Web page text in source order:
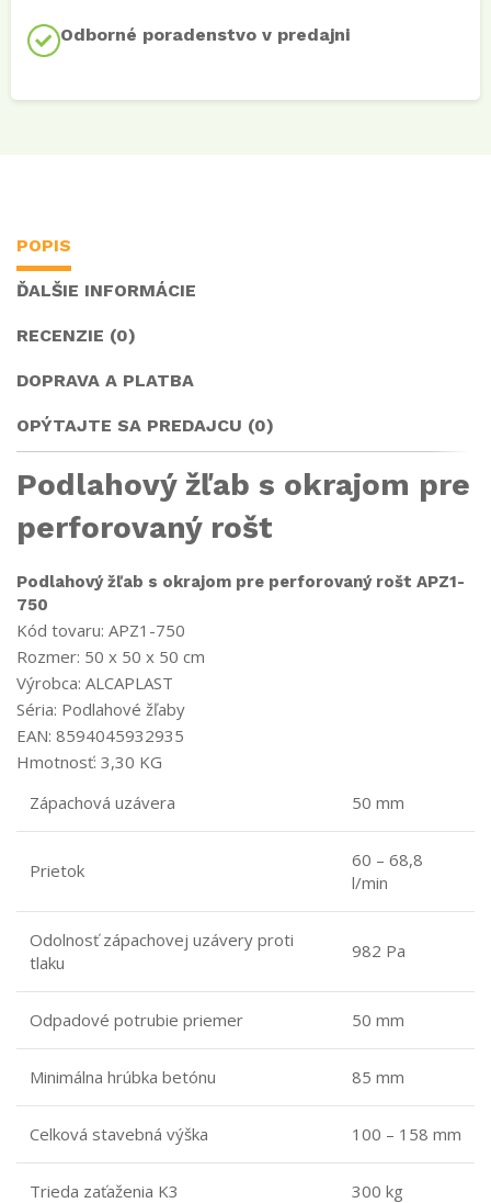
Odborné poradenstvo v predajni
POPIS
ĎALŠIE INFORMÁCIE
RECENZIE (0)
DOPRAVA A PLATBA
OPÝTAJTE SA PREDAJCU (0)
Podlahový žľab s okrajom pre
perforovaný rošt
Podlahový žľab s okrajom pre perforovaný rošt APZ1-
750
Kód tovaru: APZ1-750
Rozmer: 50 x 50 x 50 cm
Výrobca: ALCAPLAST
Séria: Podlahové žľaby
EAN: 8594045932935
Hmotnosť: 3,30 KG
Zápachová uzávera
50 mm
Prietok
60 – 68,8
l/min
Odolnosť zápachovej uzávery proti
tlaku
982 Pa
Odpadové potrubie priemer 50 mm
Minimálna hrúbka betónu 85 mm
Celková stavebná výška 100 – 158 mm
Trieda zaťaženia K3 300 kg